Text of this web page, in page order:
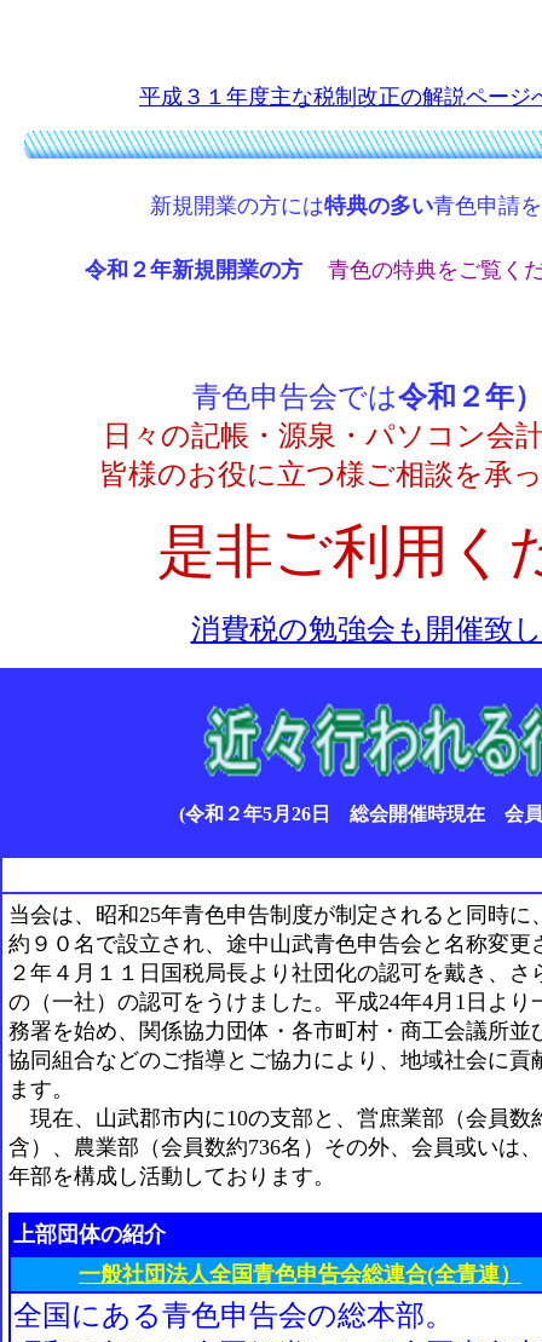
平成３１年度主な税制改正の解説ページ
新規開業の方には特典の多い青色申請
令和２年新規開業の方 青色の特典をご
青色申告会では令和２年）
日々の記帳・源泉・パソコン会
皆様のお役に立つ様ご相談を承
是非ご利用く
消費税の勉強会も開催致
(令和２年5月26日 総会開催時現在 会員
当会は、昭和25年青色申告制度が制定されると同時
約９０名で設立され、途中山武青色申告会と名称変更
２年４月１１日国税局長より社団化の認可を戴き、さ
の（一社）の認可をうけました。平成24年4月1日より
務署を始め、関係協力団体・各市町村・商工会議所並
協同組合などのご指導とご協力により、地域社会に貢
ます。
現在、山武郡市内に10の支部と、営庶業部（会員数
含）、農業部（会員数約736名）その外、会員或いは
年部を構成し活動しております。
上部団体の紹介
一般社団法人全国青色申告会総連合(全青連）
全国にある青色申告会の総本部。